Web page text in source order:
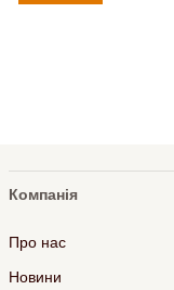
Компанія
Про нас
Новини